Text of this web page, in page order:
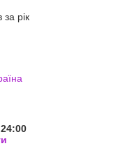
за рік